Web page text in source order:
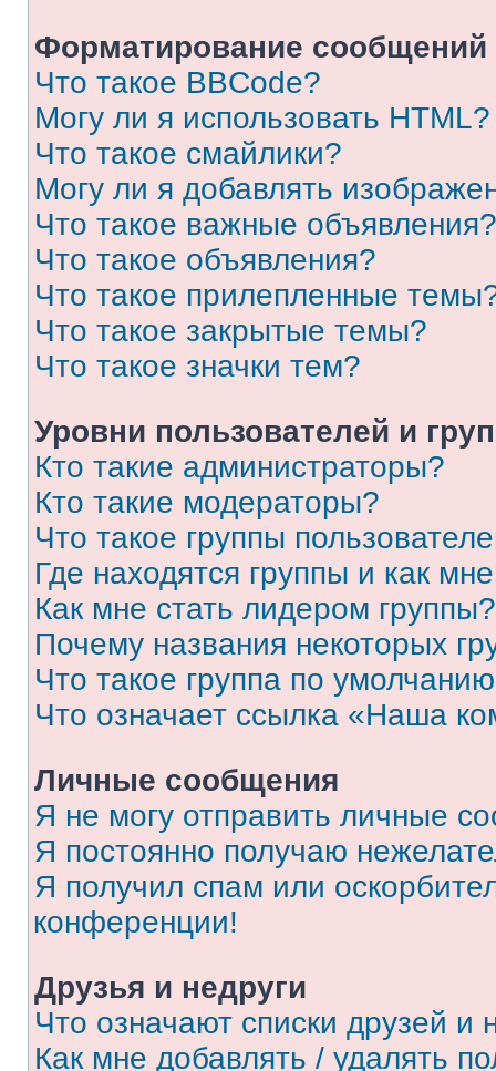
Форматирование
Что такое BBCode?
Могу ли я использовать HTML?
Что такое смайлики?
Могу ли я добавлять
Что такое важные объявления?
Что такое объявления?
Что такое прилепленные
Что такое закрытые темы?
Что такое значки тем?
Уровни пользователей и
Кто такие администраторы?
Кто такие модераторы?
Что такое группы
Где находятся группы и как
Как мне стать лидером группы?
Почему названия некоторых
Что такое группа по
Что означает ссылка «Наша
Личные сообщения
Я не могу отправить личные
Я постоянно получаю
Я получил спам или
конференции!
Друзья и недруги
Что означают списки друзей и
Как мне добавлять / удалять